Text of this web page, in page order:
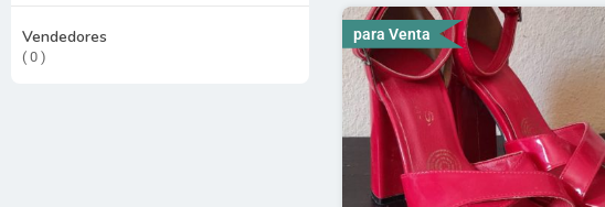
Vendedores
( 0 )
para Venta